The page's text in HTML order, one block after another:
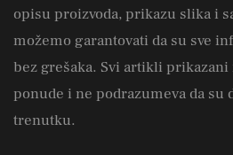
opisu proizvoda, prikazu slika i
možemo garantovati da su sve
bez grešaka. Svi artikli prikazani
ponude i ne podrazumeva da su
trenutku.